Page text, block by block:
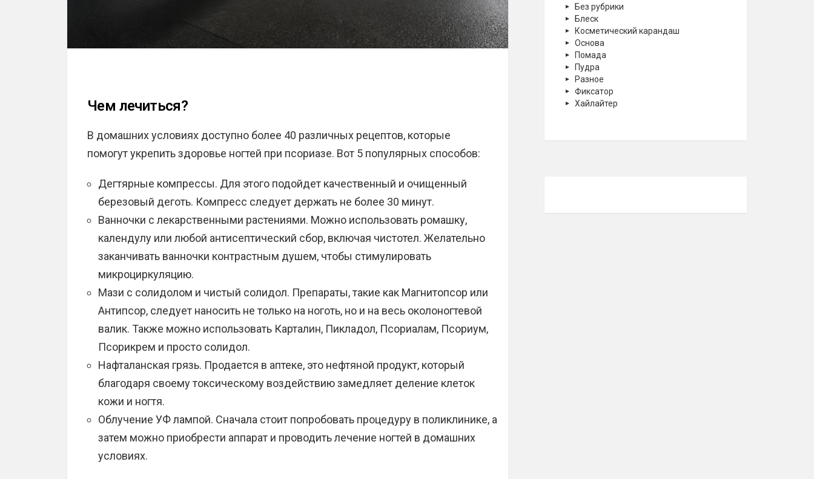
Чем лечиться?
В домашних условиях доступно более 40 различных рецептов, которые
помогут укрепить здоровье ногтей при псориазе. Вот 5 популярных способов:
Дегтярные компрессы. Для этого подойдет качественный и очищенный
березовый деготь. Компресс следует держать не более 30 минут.
Ванночки с лекарственными растениями. Можно использовать ромашку,
календулу или любой антисептический сбор, включая чистотел. Желательно
заканчивать ванночки контрастным душем, чтобы стимулировать
микроциркуляцию.
Мази с солидолом и чистый солидол. Препараты, такие как Магнитопсор или
Антипсор, следует наносить не только на ноготь, но и на весь околоногтевой
валик. Также можно использовать Карталин, Пикладол, Псориалам, Псориум,
Псорикрем и просто солидол.
Нафталанская грязь. Продается в аптеке, это нефтяной продукт, который
благодаря своему токсическому воздействию замедляет деление клеток
кожи и ногтя.
Облучение УФ лампой. Сначала стоит попробовать процедуру в поликлинике, а
затем можно приобрести аппарат и проводить лечение ногтей в домашних
условиях.
Без рубрики
Блеск
Косметический карандаш
Основа
Помада
Пудра
Разное
Фиксатор
Хайлайтер